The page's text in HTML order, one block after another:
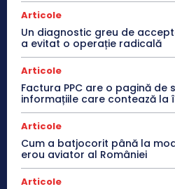
Articole
Un diagnostic greu de
a evitat o operație radicală
Articole
Factura PPC are o pagină de
informațiile care contează la
Articole
Cum a batjocorit până la
erou aviator al României
Articole